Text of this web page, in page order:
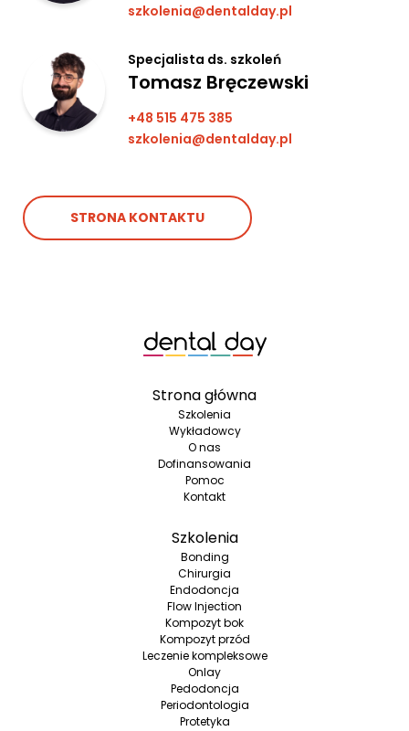
szkolenia@dentalday.pl
Specjalista ds. szkoleń
Tomasz Bręczewski
+48 515 475 385
szkolenia@dentalday.pl
STRONA KONTAKTU
Strona główna
Szkolenia
Wykładowcy
O nas
Dofinansowania
Pomoc
Kontakt
Szkolenia
Bonding
Chirurgia
Endodoncja
Flow Injection
Kompozyt bok
Kompozyt przód
Leczenie kompleksowe
Onlay
Pedodoncja
Periodontologia
Protetyka